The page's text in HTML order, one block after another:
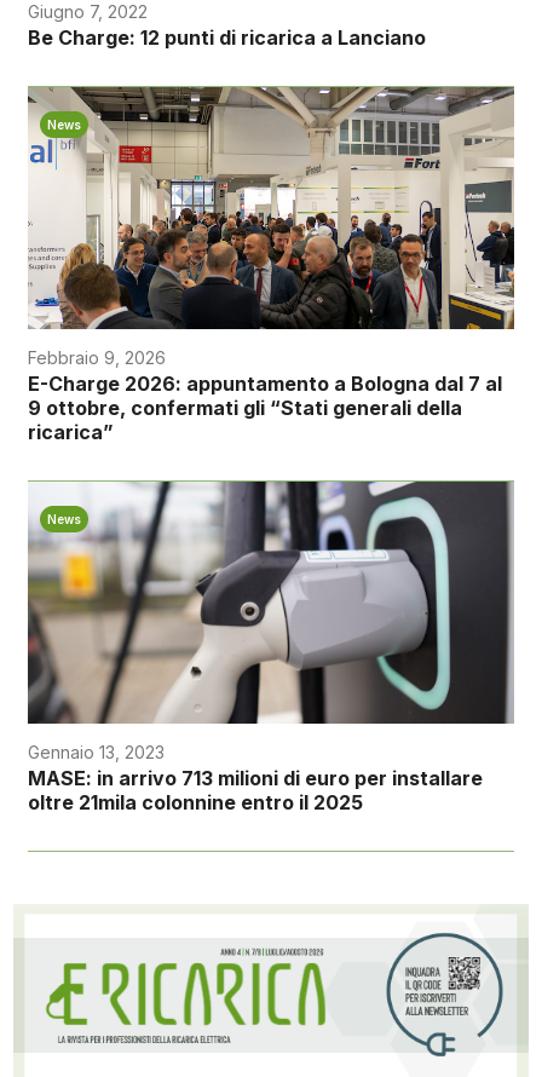
Giugno 7, 2022
Be Charge: 12 punti di ricarica a Lanciano
News
Febbraio 9, 2026
E-Charge 2026: appuntamento a Bologna dal 7 al
9 ottobre, confermati gli “Stati generali della
ricarica”
News
Gennaio 13, 2023
MASE: in arrivo 713 milioni di euro per installare
oltre 21mila colonnine entro il 2025